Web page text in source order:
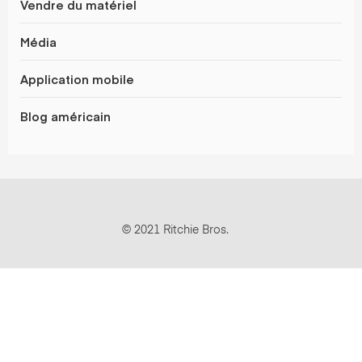
Vendre du matériel
Média
Application mobile
Blog américain
© 2021 Ritchie Bros.